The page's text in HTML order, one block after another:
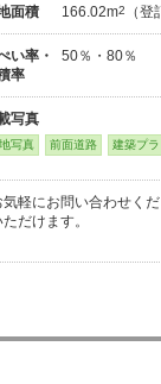
面積 166.02m2 （登
い率・
率
50％・80％
写真
写真 前面道路 建築プ
軽にお問い合わせく
だけます。